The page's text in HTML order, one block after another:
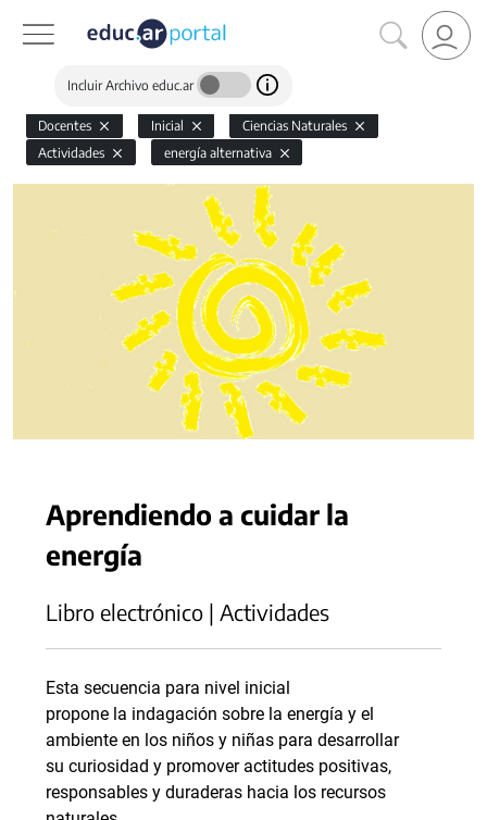
Incluir Archivo educ.ar
Docentes Inicial
Ciencias Naturales
Actividades
energía alternativa
Aprendiendo a cuidar la
energía
Libro electrónico | Actividades
Esta secuencia para nivel inicial
propone la indagación sobre la energía y el
ambiente en los niños y niñas para desarrollar
su curiosidad y promover actitudes positivas,
responsables y duraderas hacia los recursos